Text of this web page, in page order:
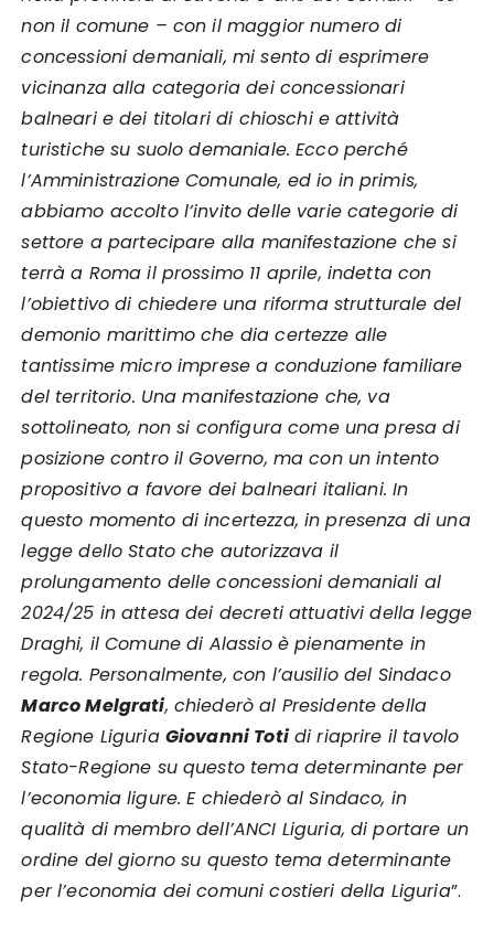
non il comune – con il maggior numero di
concessioni demaniali, mi sento di esprimere
vicinanza alla categoria dei concessionari
balneari e dei titolari di chioschi e attività
turistiche su suolo demaniale. Ecco perché
l’Amministrazione Comunale, ed io in primis,
abbiamo accolto l’invito delle varie categorie di
settore a partecipare alla manifestazione che si
terrà a Roma il prossimo 11 aprile, indetta con
l’obiettivo di chiedere una riforma strutturale del
demonio marittimo che dia certezze alle
tantissime micro imprese a conduzione familiare
del territorio. Una manifestazione che, va
sottolineato, non si configura come una presa di
posizione contro il Governo, ma con un intento
propositivo a favore dei balneari italiani. In
questo momento di incertezza, in presenza di una
legge dello Stato che autorizzava il
prolungamento delle concessioni demaniali al
2024/25 in attesa dei decreti attuativi della legge
Draghi, il Comune di Alassio è pienamente in
regola. Personalmente, con l’ausilio del Sindaco
Marco Melgrati, chiederò al Presidente della
Regione Liguria Giovanni Totidi riaprire il tavolo
Stato-Regione su questo tema determinante per
l’economia ligure. E chiederò al Sindaco, in
qualità di membro dell’ANCI Liguria, di portare un
ordine del giorno su questo tema determinante
per l’economia dei comuni costieri della Liguria”.